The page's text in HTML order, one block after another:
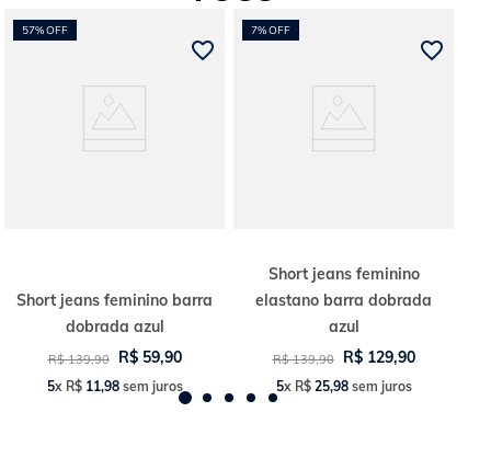
57%OFF
Short jeans feminino barra
dobrada azul
R$ 139,90 R$ 59,90
5x R$ 11,98sem juros
7%OFF
Short jeans feminino
elastano barra dobrada
azul
R$ 139,90 R$ 129,90
5x R$ 25,98sem juros